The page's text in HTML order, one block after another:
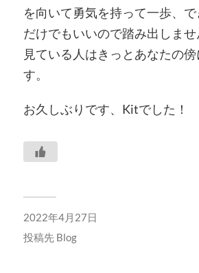
を向いて勇気を持って一歩、
だけでもいいので踏み出しま
見ている人はきっとあなたの
す。
お久しぶりです、Kitでした！
2022年4月27日
投稿先 Blog